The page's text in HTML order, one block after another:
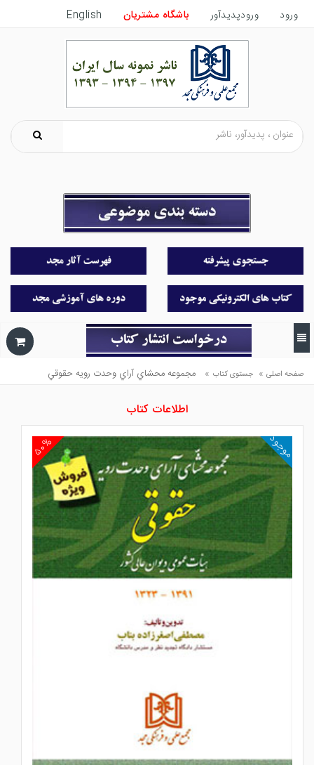
ورود ورودپدیدآور باشگاه مشتریان English
صفحه اصلی » جستوی کتاب » مجموعه محشاي آراي وحدت رويه حقوقي
اطلاعات کتاب
۵۰% موجود